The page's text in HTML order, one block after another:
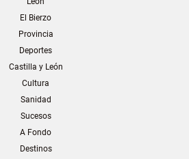
El Bierzo
Provincia
Deportes
Castilla y León
Cultura
Sanidad
Sucesos
A Fondo
Destinos